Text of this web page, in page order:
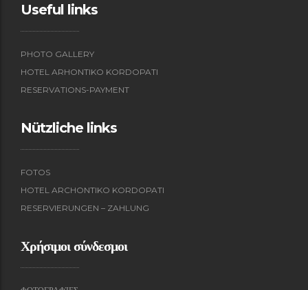
Useful links
PHOTO GALLERY
HOTEL ARHONTIKO KORDOPATI
RESERVATIONS-PAYMENT
Nützliche links
FOTOS
HOTEL ARCHONTIKO KORDOPATI
RESERVIERUNGEN – ZAHLUNG
Χρήσιμοι σύνδεσμοι